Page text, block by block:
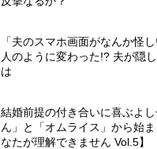
「夫のスマホ画面がなんか怪
人のように変わった!? 夫が隠
は
結婚前提の付き合いに喜ぶよ
ん」と「オムライス」から始
なたが理解できません Vol.5】